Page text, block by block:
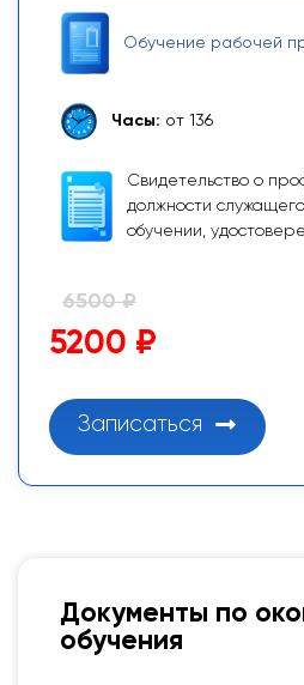
Обучение рабочей
Часы: от 136
Свидетельство о
должности
обучении,
6500 ₽
5200 ₽
Записаться
Документы по
обучения